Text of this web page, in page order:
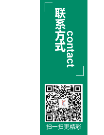
扫一扫更精彩